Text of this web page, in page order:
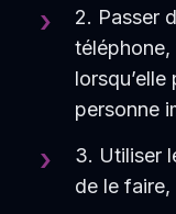
2. Passer
personne
3. Utiliser
de le faire,